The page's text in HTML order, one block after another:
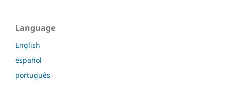
Language
English
español
português